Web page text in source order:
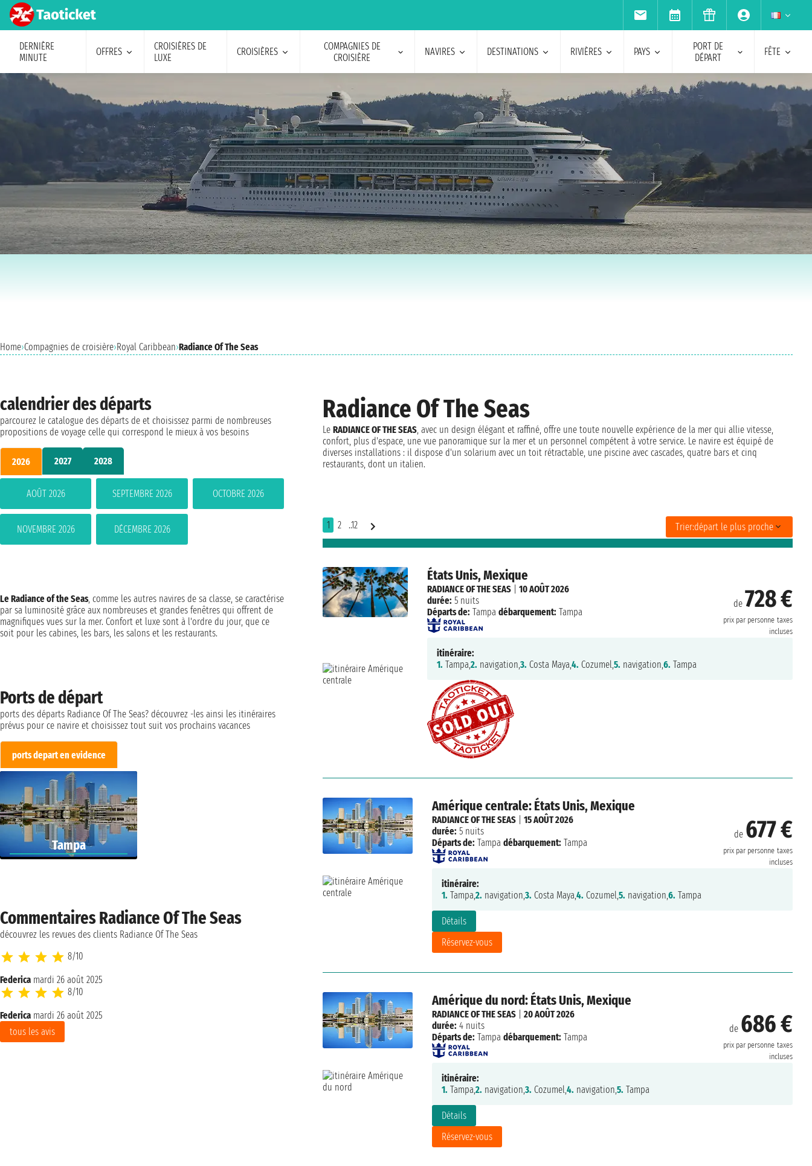
DERNIÈRE
MINUTE
OFFRES
CROISIÈRES DE
LUXE
CROISIÈRES
COMPAGNIES DE
CROISIÈRE
NAVIRES DESTINATIONS RIVIÈRES PAYS
PORT DE
DÉPART
FÊTE
Home›Compagnies de croisière›Royal Caribbean›Radiance Of The Seas
Radiance Of The Seas
LeRADIANCE OF THE SEAS, avec un design élégant et raffiné, offre une toute nouvelle expérience de la mer qui allie vitesse,
confort, plus d'espace, une vue panoramique sur la mer et un personnel compétent à votre service. Le navire est équipé de
diverses installations : il dispose d'un solarium avec un toit rétractable, une piscine avec cascades, quatre bars et cinq
restaurants, dont un italien.
1 2 ..12 Trier:départ le plus proche
États Unis, Mexique
de 728 €
prix par personne taxes
incluses
RADIANCE OF THE SEAS |10 AOÛT 2026
durée: 5 nuits
Départs de: Tampa débarquement: Tampa
itinéraire:
1. Tampa,2. navigation,3. Costa Maya,4. Cozumel,5. navigation,6. Tampa
Amérique centrale: États Unis, Mexique
de 677 €
prix par personne taxes
incluses
Détails
Réservez-vous
RADIANCE OF THE SEAS| 15 AOÛT 2026
durée: 5 nuits
Départs de: Tampa débarquement: Tampa
itinéraire:
1. Tampa,2. navigation,3. Costa Maya,4. Cozumel,5. navigation,6. Tampa
Amérique du nord: États Unis, Mexique
de 686 €
prix par personne taxes
incluses
Détails
Réservez-vous
RADIANCE OF THE SEAS| 20 AOÛT 2026
durée: 4 nuits
Départs de: Tampa débarquement: Tampa
itinéraire:
1. Tampa,2. navigation,3. Cozumel,4. navigation,5. Tampa
calendrier des départs
parcourez le catalogue des départs de et choisissez parmi de nombreuses
propositions de voyage celle qui correspond le mieux à vos besoins
2026 2027 2028
AOÛT 2026 SEPTEMBRE 2026 OCTOBRE 2026
NOVEMBRE 2026 DÉCEMBRE 2026
Ports de départ
ports des départs Radiance Of The Seas? découvrez -les ainsi les itinéraires
prévus pour ce navire et choisissez tout suit vos prochains vacances
ports depart en evidence
Tampa
Le Radiance of the Seas, comme les autres navires de sa classe, se caractérise
par sa luminosité grâce aux nombreuses et grandes fenêtres qui offrent de
magnifiques vues sur la mer. Confort et luxe sont à l'ordre du jour, que ce
soit pour les cabines, les bars, les salons et les restaurants.
Commentaires Radiance Of The Seas
découvrez les revues des clients Radiance Of The Seas
8/10
Federica mardi 26 août 2025
8/10
Federica mardi 26 août 2025
tous les avis